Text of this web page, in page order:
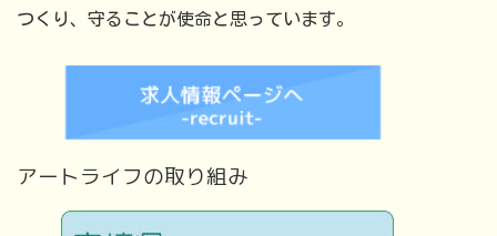
つくり、守ることが使命と思っています。
アートライフの取り組み